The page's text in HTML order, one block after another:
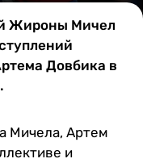
Жироны Мичел
Довбика в
Мичела, Артем
и